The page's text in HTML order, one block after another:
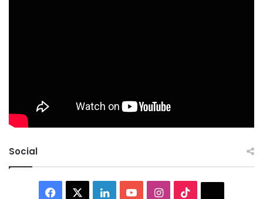
Social
Facebook LinkedInYouTubeInstagram